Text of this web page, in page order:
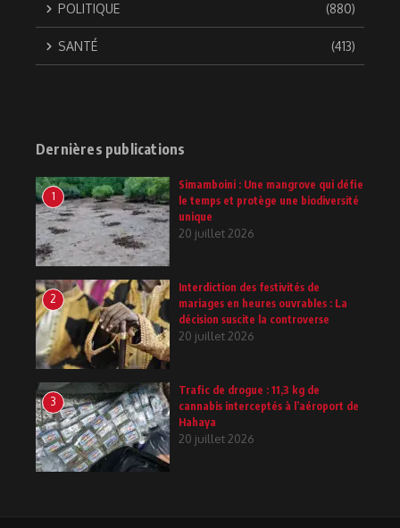
POLITIQUE (880)
SANTÉ (413)
Dernières publications
1
Simamboini : Une mangrove qui défie
le temps et protège une biodiversité
unique
20 juillet 2026
2
Interdiction des festivités de
mariages en heures ouvrables : La
décision suscite la controverse
20 juillet 2026
3
Trafic de drogue : 11,3 kg de
cannabis interceptés à l’aéroport de
Hahaya
20 juillet 2026